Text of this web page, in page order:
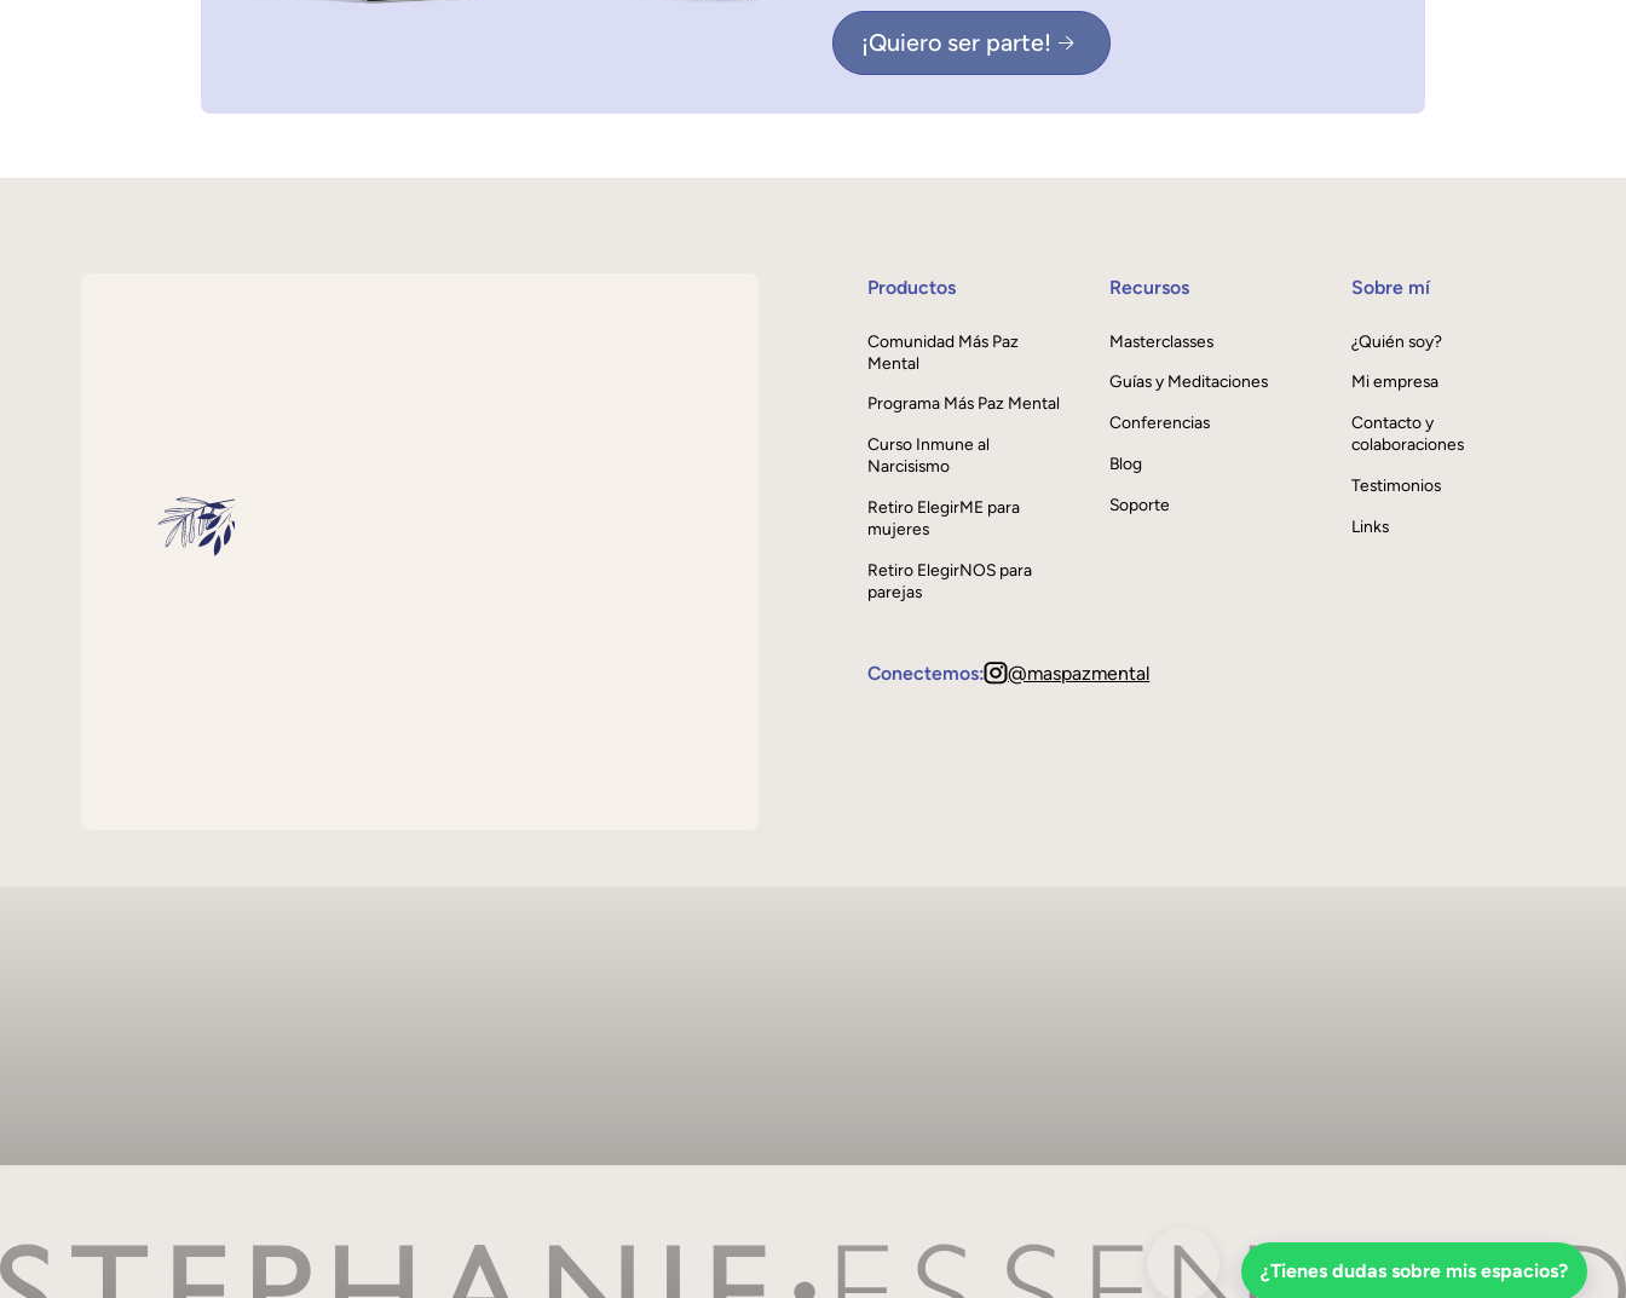
¡Quiero ser parte!
¿Tienes dudas sobre mis espacios?
Productos
Comunidad Más Paz
Mental
Programa Más Paz Mental
Curso Inmune al
Narcisismo
Retiro ElegirME para
mujeres
Retiro ElegirNOS para
parejas
Recursos
Masterclasses
Guías y Meditaciones
Conferencias
Blog
Soporte
Sobre mí
¿Quién soy?
Mi empresa
Contacto y
colaboraciones
Testimonios
Links
Conectemos: @maspazmental